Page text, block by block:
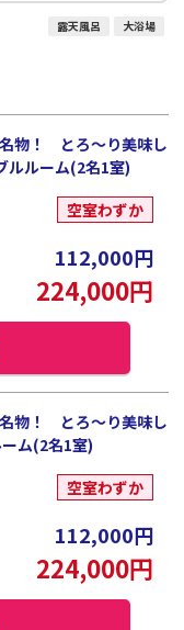
露天風呂 大浴場
物！ とろ～り美味し
ルルーム(2名1室)
空室わずか
112,000円
224,000円
物！ とろ～り美味し
ム(2名1室)
空室わずか
112,000円
224,000円